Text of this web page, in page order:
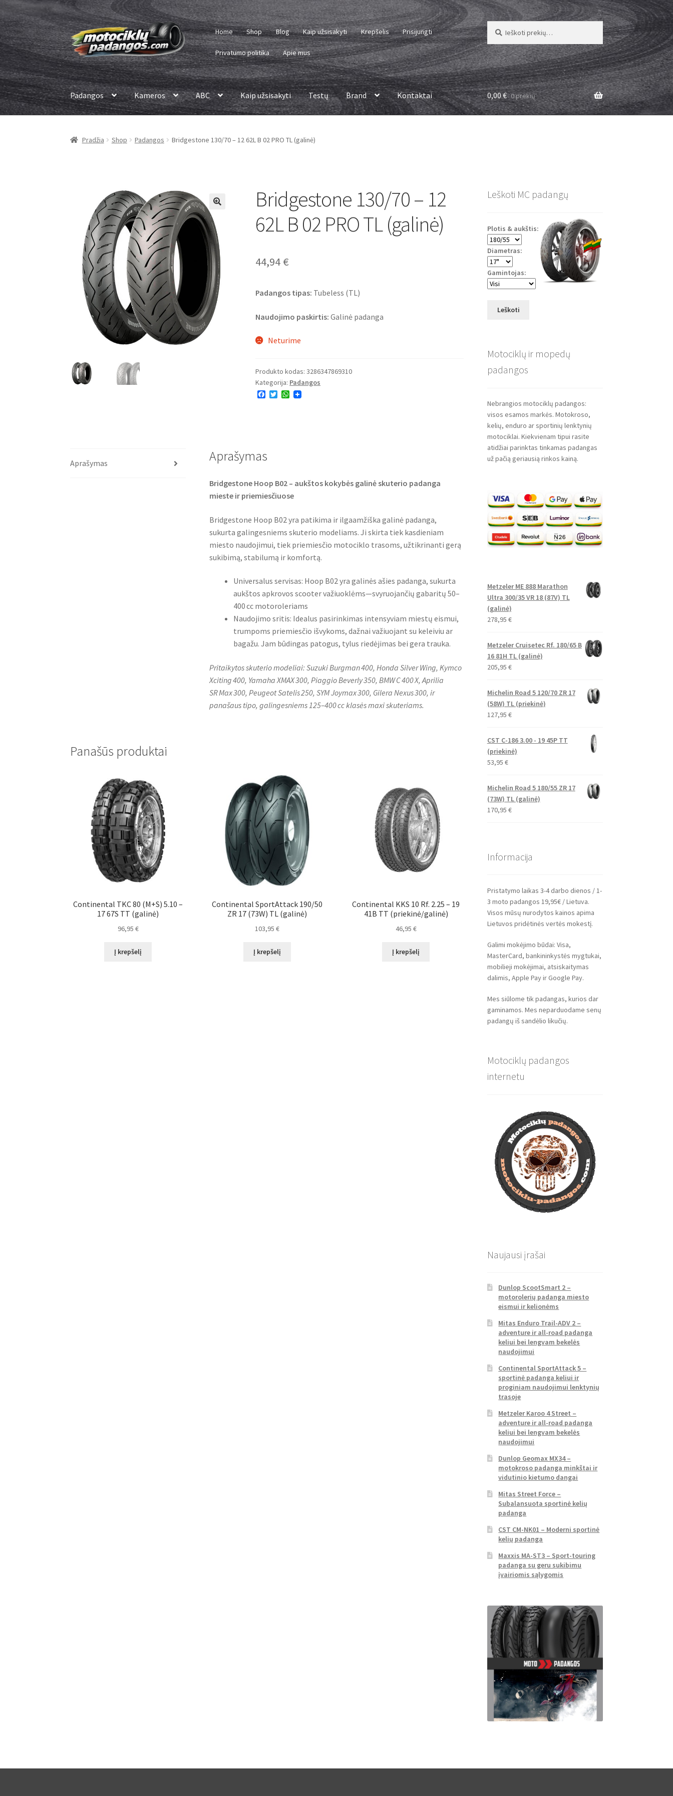
Pereiti
prie
meniu
Pereiti
prie
turinio
Home Shop Blog Kaip užsisakyti Krepšelis Prisijungti
Privatumo politika Apie mus
Ieškoti:
Ieškoti
Padangos Kameros ABC Kaip užsisakyti Testų Brand Kontaktai 0,00€ 0 prekių
Pradžia Shop Padangos Bridgestone 130/70 – 12 62L B 02 PRO TL (galinė)
Bridgestone 130/70 – 12
62L B 02 PRO TL (galinė)
44,94 €
Padangos tipas: Tubeless (TL)
Naudojimo paskirtis: Galinė padanga
Neturime
Produkto kodas:3286347869310
Kategorija: Padangos
F
T
W
Aprašymas
Aprašymas
Bridgestone Hoop B02 – aukštos kokybės galinė skuterio padanga
mieste ir priemiesčiuose
Bridgestone Hoop B02 yra patikima ir ilgaamžiška galinė padanga,
sukurta galingesniems skuterio modeliams. Ji skirta tiek kasdieniam
miesto naudojimui, tiek priemiesčio motociklo trasoms, užtikrinanti gerą
sukibimą, stabilumą ir komfortą.
Universalus servisas: Hoop B02 yra galinės ašies padanga, sukurta
aukštos apkrovos scooter važiuoklėms—svyruojančių gabaritų 50–
400 cc motoroleriams
Naudojimo sritis: Idealus pasirinkimas intensyviam miestų eismui,
trumpoms priemiesčio išvykoms, dažnai važiuojant su keleiviu ar
bagažu. Jam būdingas patogus, tylus riedėjimas bei gera trauka.
Pritaikytos skuterio modeliai: Suzuki Burgman 400, Honda Silver Wing, Kymco
Xciting 400, Yamaha XMAX 300, Piaggio Beverly 350, BMW C 400 X, Aprilia
SR Max 300, Peugeot Satelis 250, SYM Joymax 300, Gilera Nexus 300, ir
panašaus tipo, galingesniems 125–400 cc klasės maxi skuteriams.
Panašūs produktai
Continental TKC 80 (M+S) 5.10 –
17 67S TT (galinė)
96,95 €
Į krepšelį
Continental SportAttack 190/50
ZR 17 (73W) TL (galinė)
103,95 €
Į krepšelį
Continental KKS 10 Rf. 2.25 – 19
41B TT (priekinė/galinė)
46,95 €
Į krepšelį
Leškoti MC padangų
Plotis & aukštis:
Diametras:
Gamintojas:
Leškoti
Motociklų ir mopedų
padangos
Nebrangios motociklų padangos:
visos esamos markės. Motokroso,
kelių, enduro ar sportinių lenktynių
motociklai. Kiekvienam tipui rasite
atidžiai parinktas tinkamas padangas
už pačią geriausią rinkos kainą.
Metzeler ME 888 Marathon
Ultra 300/35 VR 18 (87V) TL
(galinė)
278,95 €
Metzeler Cruisetec Rf. 180/65 B
16 81H TL (galinė)
205,95 €
Michelin Road 5 120/70 ZR 17
(58W) TL (priekinė)
127,95 €
CST C-186 3.00 - 19 45P TT
(priekinė)
53,95 €
Michelin Road 5 180/55 ZR 17
(73W) TL (galinė)
170,95 €
Informacija
Pristatymo laikas 3-4 darbo dienos / 1-
3 moto padangos 19,95€ / Lietuva.
Visos mūsų nurodytos kainos apima
Lietuvos pridėtinės vertės mokestį.
Galimi mokėjimo būdai: Visa,
MasterCard, bankininkystės mygtukai,
mobilieji mokėjimai, atsiskaitymas
dalimis, Apple Pay ir Google Pay.
Mes siūlome tik padangas, kurios dar
gaminamos. Mes neparduodame senų
padangų iš sandėlio likučių.
Motociklų padangos
internetu
Naujausi įrašai
Dunlop ScootSmart 2 –
motorolerių padanga miesto
eismui ir kelionėms
Mitas Enduro Trail-ADV 2 –
adventure ir all-road padanga
keliui bei lengvam bekelės
naudojimui
Continental SportAttack 5 –
sportinė padanga keliui ir
proginiam naudojimui lenktynių
trasoje
Metzeler Karoo 4 Street –
adventure ir all-road padanga
keliui bei lengvam bekelės
naudojimui
Dunlop Geomax MX34 –
motokroso padanga minkštai ir
vidutinio kietumo dangai
Mitas Street Force –
Subalansuota sportinė kelių
padanga
CST CM-NK01 – Moderni sportinė
kelių padanga
Maxxis MA-ST3 – Sport-touring
padanga su geru sukibimu
įvairiomis sąlygomis